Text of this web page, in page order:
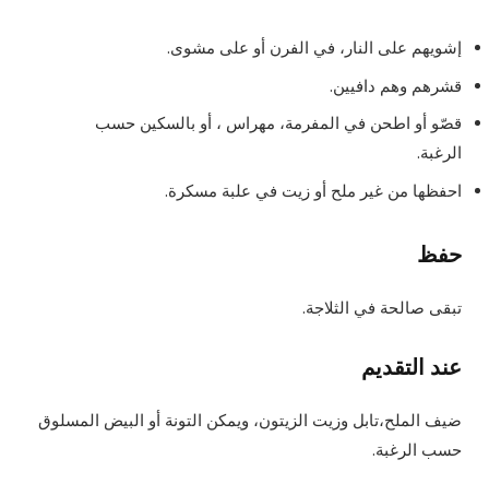
إشويهم على النار، في الفرن أو على مشوى.
قشرهم وهم دافيين.
قصّو أو اطحن في المفرمة، مهراس ، أو بالسكين حسب
الرغبة.
احفظها من غير ملح أو زيت في علبة مسكرة.
حفظ
تبقى صالحة في الثلاجة.
عند التقديم
ضيف الملح،تابل وزيت الزيتون، ويمكن التونة أو البيض المسلوق
حسب الرغبة.